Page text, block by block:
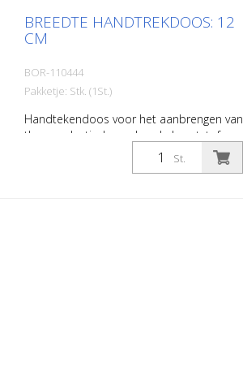
BREEDTE HANDTREKDOOS: 12
CM
BOR-110444
Pakketje: Stk. (1St.)
Handtekendoos voor het aanbrengen van
thermoplastische en koude kunststof
materialen. Breedte: 12 cm
St.